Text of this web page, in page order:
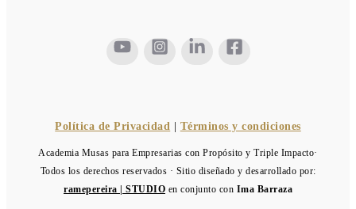
Política de Privacidad | Términos y condiciones
Academia Musas para Empresarias con Propósito y Triple Impacto·
Todos los derechos reservados · Sitio diseñado y desarrollado por:
ramepereira | STUDIO en conjunto con Ima Barraza